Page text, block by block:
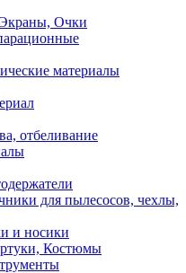
Очки
материалы
отбеливание
для пылесосов, чехлы,
и носики
Костюмы